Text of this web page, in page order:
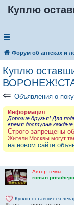
Куплю
Форум об аптеках и
Куплю
⇐ Объявления о
Информация
Дорогие друзья! Для
время доступна
Строго запрещены
Жители Москвы могут
на новом сайте
Автор темы
Куплю оставшиеся